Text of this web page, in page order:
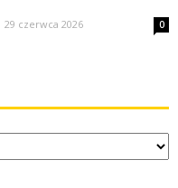
29 czerwca 2026 0